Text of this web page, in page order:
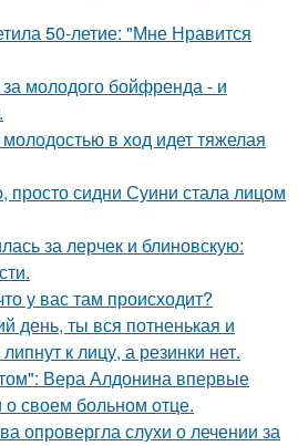
50-летие: "Мне Нравится
молодого бойфренда - и
в ход идет тяжелая
просто сидни Суини стала лицом
за лерчек и блиновскую:
у вас там происходит?
день, ты вся потненькая и
к лицу, а резинки нет.
Вера Алдонина впервые
своем больном отце.
опровергла слухи о лечении за